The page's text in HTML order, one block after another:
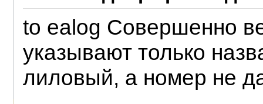
to ealog Совершенно
указывают только
лиловый, а номер не